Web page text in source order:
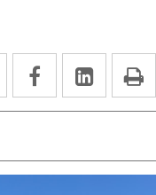
Twitter
Enlace Facebook
Enlace
a
aplicación
Enlace
a